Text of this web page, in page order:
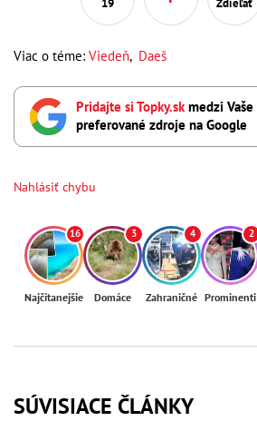
Viac o téme: Viedeň, Daeš
Pridajte si Topky.skmedzi Vaše
preferované zdroje na Google
Nahlásiť chybu
16
Najčítanejšie
3
Domáce
4
Zahraničné
2
Prominenti
SÚVISIACE ČLÁNKY